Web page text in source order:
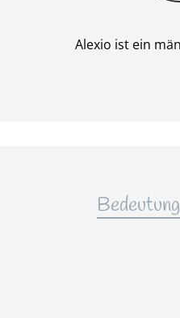
Alexio ist ein